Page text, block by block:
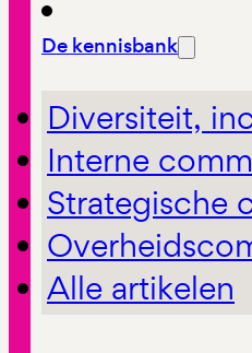
De kennisbank
Diversiteit,
Interne
Strategische
Alle artikelen